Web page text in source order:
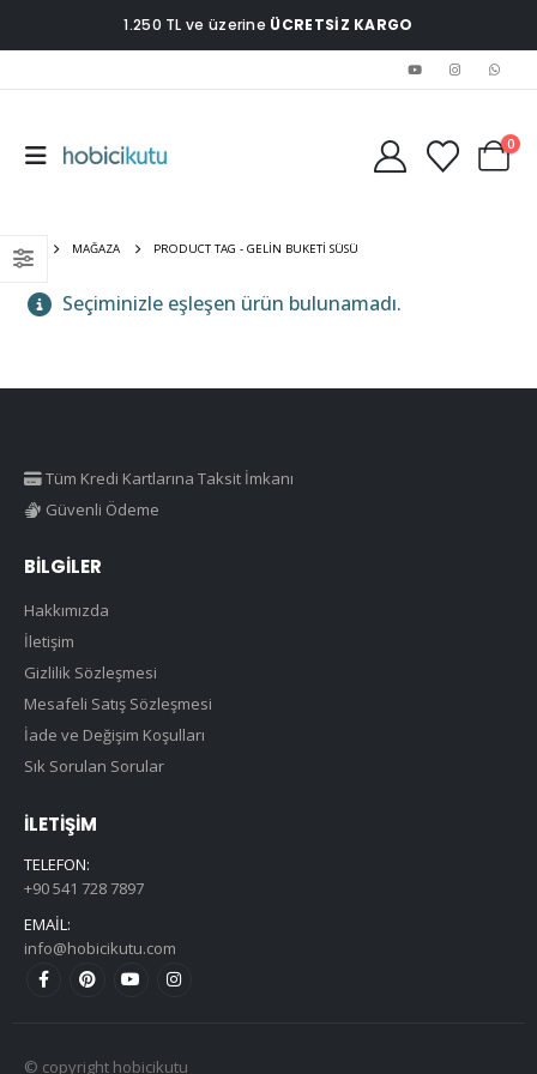
1.250 TL ve üzerine ÜCRETSİZ KARGO
0
EV MAĞAZA PRODUCT TAG - GELIN BUKETI SÜSÜ
Seçiminizle eşleşen ürün bulunamadı.
Tüm Kredi Kartlarına Taksit İmkanı
Güvenli Ödeme
BILGILER
Hakkımızda
İletişim
Gizlilik Sözleşmesi
Mesafeli Satış Sözleşmesi
İade ve Değişim Koşulları
Sık Sorulan Sorular
İLETIŞIM
TELEFON:
+90 541 728 7897
EMAIL:
info@hobicikutu.com
© copyright hobicikutu